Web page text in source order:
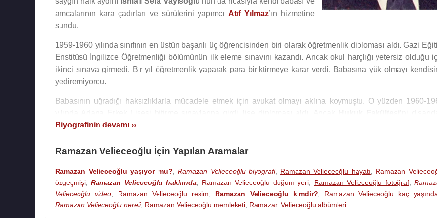
amcalarının kara çadırları ve sürülerini yapımcı Atıf Yılmaz’ın hizmetine
sundu.
1959-1960 yılında sınıfının en üstün başarılı üç öğrencisinden biri olarak öğretmenlik diploması aldı. Gazi
Enstitüsü İngilizce Öğretmenliği bölümünün ilk eleme sınavını kazandı. Ancak okul harçlığı yetersiz olduğu
ikinci sınava girmedi. Bir yıl öğretmenlik yaparak para biriktirmeye karar verdi. Babasına yük olmayı
yediremiyordu.
Babasının uğradığı haksızlıklarla mücadele etmek için avukat olmayı aklına koymuştu. O yüzden 1960-
bitirmekten vazgeçti. Çünkü öğrencilerini ve onlara İngilizce öğretmeyi pek çok sevmişti. Bu yüzden daha
çevirdi.
1960-1961 öğretim yılında Adana-Karaisalı-Karsantı-Eğner köyü ilkokulunda bir yıl müdürlük ve
yaptı. Ancak o bir yıl boyunca bir kuruş bile biriktiremedi. Düşündü, taşındı. En sonunda çok değerli üç
sınıf arkadaşı öğretmen Ömer Küçükduran, öğretmen Büyük Ali Kızıltepe ve öğretmen Ali Bilhan’a birer
yazıp derdini anlattı. Her birisi üç ayda bir kendisine beşer (5’er) lira yolladılar Ekim-Haziran ayları arasında.
Biyografinin devamı ››
Ramazan Velieceoğlu İçin Yapılan Aramalar
Ramazan Velieceoğlu yaşıyor mu? ,Ramazan Velieceoğlu biyografi, Ramazan Velieceoğlu hayatı
Ramazan
özgeçmişi ,Ramazan Velieceoğlu hakkında Ramazan Velieceoğlu doğum yeri Ramazan Velieceoğlu fotoğraf,
Velieceoğlu video
Ramazan Velieceoğlu resim Ramazan Velieceoğlu kimdir? Ramazan Velieceoğlu kaç
Ramazan Velieceoğlu nereli, Ramazan Velieceoğlu memleketi Ramazan Velieceoğlu albümleri